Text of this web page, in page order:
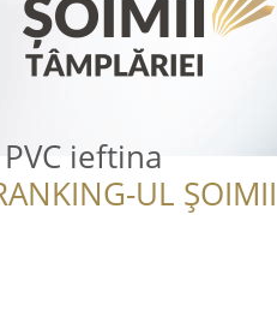
ieftina
UL ȘOIMII